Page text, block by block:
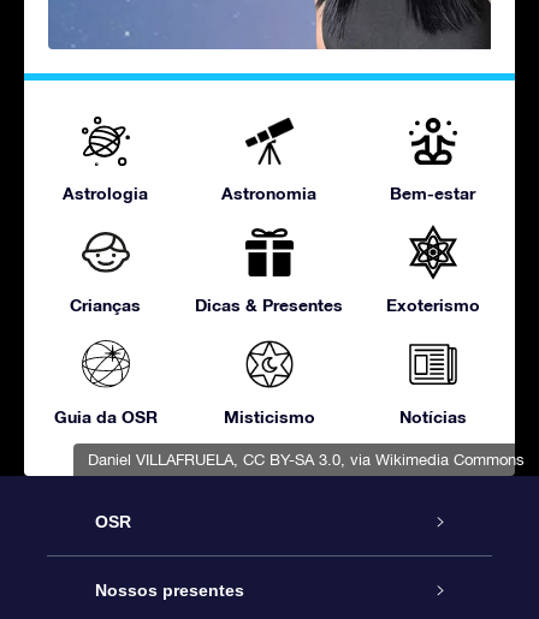
Daniel VILLAFRUELA, CC BY-SA 3.0, via Wikimedia Commons
Astrologia Astronomia Bem-estar
Crianças Dicas & Presentes Exoterismo
Guia da OSR Misticismo Notícias
OSR
Serviço
Nossos presentes